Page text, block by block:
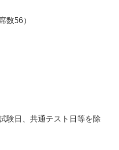
数56）
日、共通テスト日等を除